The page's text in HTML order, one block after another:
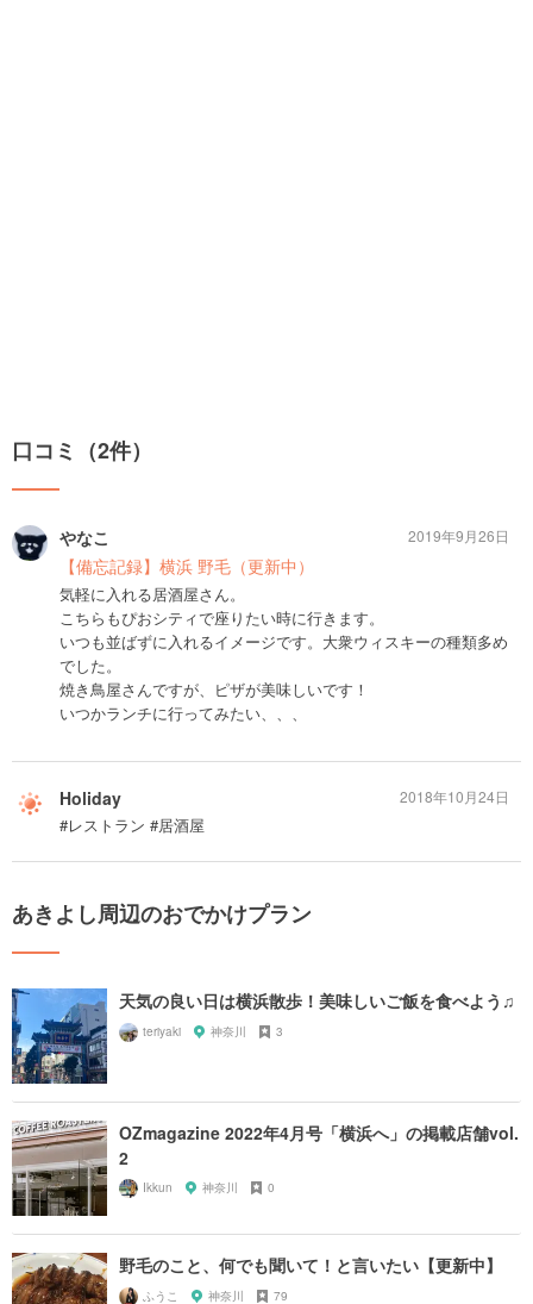
口コミ（2件）
やなこ
【備忘記録】横浜 野毛（更新中）
気軽に入れる居酒屋さん。
こちらもぴおシティで座りたい時に行きます。
いつも並ばずに入れるイメージです。大衆ウィスキーの種類多め
でした。
焼き鳥屋さんですが、ピザが美味しいです！
いつかランチに行ってみたい、、、
2019年9月26日
Holiday
#レストラン #居酒屋
2018年10月24日
あきよし周辺のおでかけプラン
天気の良い日は横浜散歩！美味しいご飯を食べよう♫
teriyaki 神奈川 3
OZmagazine 2022年4月号「横浜へ」の掲載店舗vol.
2
Ikkun 神奈川 0
野毛のこと、何でも聞いて！と言いたい【更新中】
ふうこ 神奈川 79